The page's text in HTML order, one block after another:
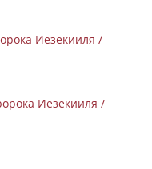
Иезекииля /
Иезекииля /